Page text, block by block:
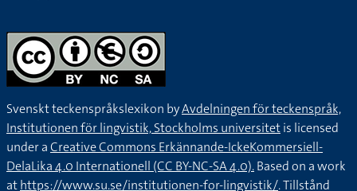
Svenskt teckenspråkslexikon byAvdelningen för teckenspråk,
Institutionen för lingvistik, Stockholms universitetis licensed
under aCreative Commons Erkännande-IckeKommersiell-
DelaLika 4.0 Internationell (CC BY-NC-SA 4.0).Based on a work
athttps://www.su.se/institutionen-for-lingvistik/. Tillstånd